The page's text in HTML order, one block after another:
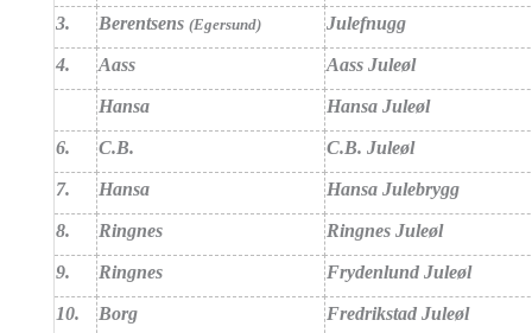
3. Berentsens (Egersund) Julefnugg
4. Aass Aass Juleøl
Hansa Hansa Juleøl
6. C.B. C.B. Juleøl
7. Hansa Hansa Julebrygg
8. Ringnes Ringnes Juleøl
9. Ringnes Frydenlund Juleøl
10. Borg Fredrikstad Juleøl